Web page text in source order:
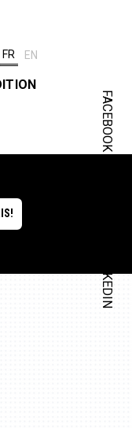
FR EN
FACEBOOK
LINKEDIN